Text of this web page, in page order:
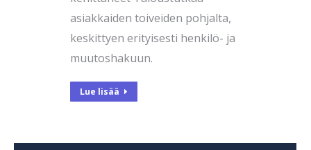
asiakkaiden toiveiden pohjalta,
keskittyen erityisesti henkilö- ja
muutoshakuun.
Lue lisää